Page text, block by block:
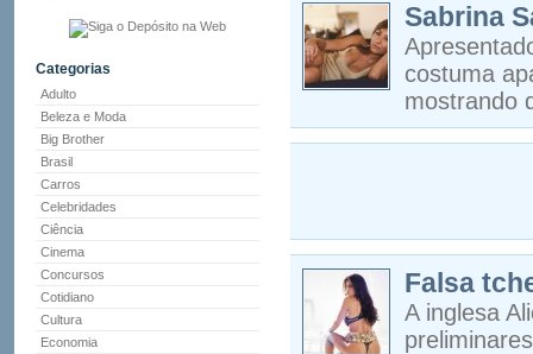
Categorias
Adulto
Beleza e Moda
Big Brother
Brasil
Carros
Celebridades
Ciência
Cinema
Concursos
Cotidiano
Cultura
Economia
Sabrina
costuma
mostrando
Falsa
A inglesa